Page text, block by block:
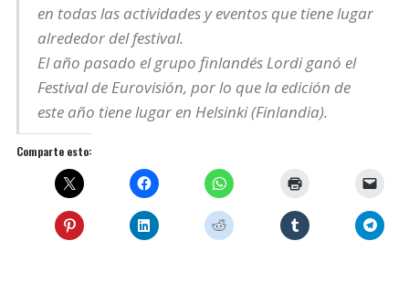
en todas las actividades y eventos que tiene lugar
alrededor del festival.
El año pasado el grupo finlandés Lordi ganó el
Festival de Eurovisión, por lo que la edición de
este año tiene lugar en Helsinki (Finlandia).
Comparte esto: